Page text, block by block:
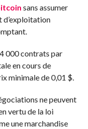
sans assumer
d’exploitation
000 contrats par
en cours de
minimale de 0,01 $.
ne peuvent
vertu de la loi
une marchandise